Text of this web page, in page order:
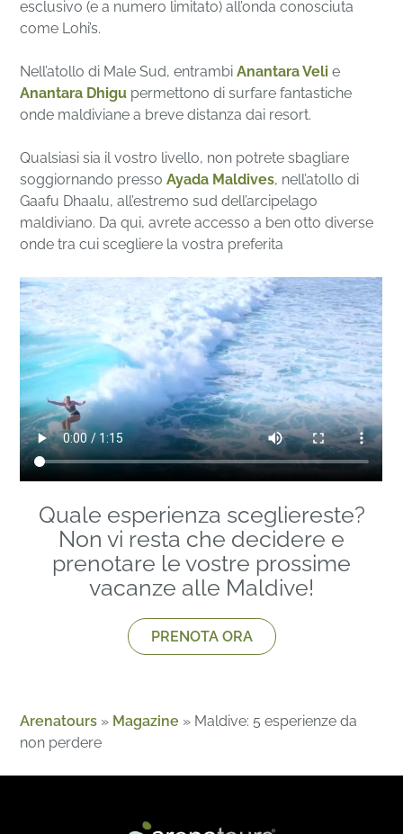
esclusivo (e a numero limitato) all’onda conosciuta
come Lohi’s.
Nell’atollo di Male Sud, entrambiAnantara Veli e
Anantara Dhigu permettono di surfare fantastiche
onde maldiviane a breve distanza dai resort.
Qualsiasi sia il vostro livello, non potrete sbagliare
soggiornando presso Ayada Maldives, nell’atollo di
Gaafu Dhaalu, all’estremo sud dell’arcipelago
maldiviano. Da qui, avrete accesso a ben otto diverse
onde tra cui scegliere la vostra preferita
Quale esperienza scegliereste?
Non vi resta che decidere e
prenotare le vostre prossime
vacanze alle Maldive!
PRENOTA ORA
Arenatours » Magazine » Maldive: 5 esperienze da
non perdere